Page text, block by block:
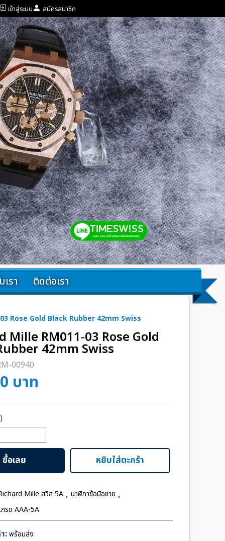
เข้าสู่ระบบ สมัครสมาชิก
เรา ติดต่อเรา
Rose Gold Black Rubber 42mm Swiss
Mille RM011-03 Rose Gold
42mm Swiss
00940
บาท
หยิบใส่ตะกร้า
ซื้อเลย
Mille สวิส 5A , นาฬิกาข้อมือชาย ,
รด AAA-5A
:พร้อมส่ง